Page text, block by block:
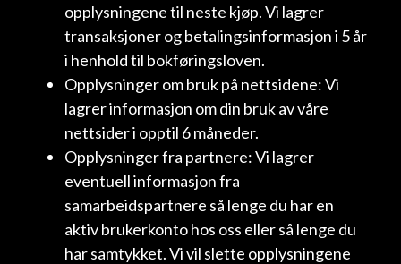
opplysningene til neste kjøp. Vi lagrer
transaksjoner og betalingsinformasjon i 5 år
i henhold til bokføringsloven.
Opplysninger om bruk på nettsidene: Vi
lagrer informasjon om din bruk av våre
nettsider i opptil 6 måneder.
Opplysninger fra partnere: Vi lagrer
eventuell informasjon fra
samarbeidspartnere så lenge du har en
aktiv brukerkonto hos oss eller så lenge du
har samtykket. Vi vil slette opplysningene